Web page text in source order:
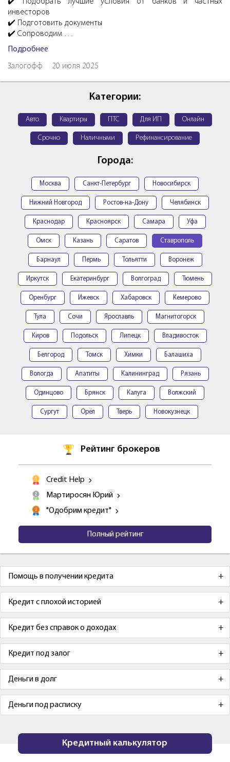
инвесторов
✔️ Подготовить документы
✔️ Сопроводим …
Подробнее
Залогофф 20 июля 2025
Категории:
Авто Квартиры ПТС Для ИП Онлайн
Срочно Наличными Рефинансирование
Города:
Москва Санкт-Петербург Новосибирск
Нижний Новгород Ростов-на-Дону Челябинск
Краснодар Красноярск Самара Уфа
Омск Казань Саратов Ставрополь
Барнаул Пермь Тольятти Воронеж
Иркутск Екатеринбург Волгоград Тюмень
Оренбург Ижевск Хабаровск Кемерово
Тула Сочи Ярославль Магнитогорск
Киров Подольск Липецк Владивосток
Белгород Томск Химки Балашиха
Вологда Апатиты Калининград Рязань
Одинцово Брянск Калуга Волжский
Сургут Орёл Тверь Новокузнецк
Рейтинг брокеров
Credit Help
Мартиросян Юрий
"Одобрим кредит"
Полный рейтинг
Помощь в получении кредита
Кредит с плохой историей
Кредит без справок о доходах
Кредит под залог
Деньги в долг
Деньги под расписку
Кредитный калькулятор